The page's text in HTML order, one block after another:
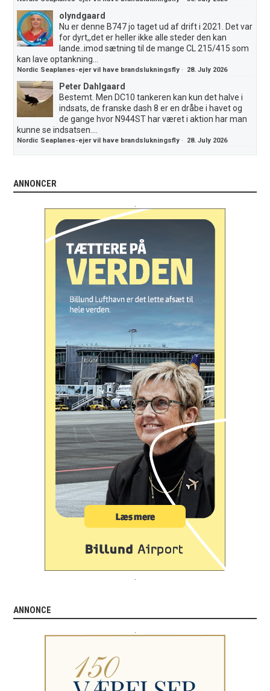
olyndgaard
Nu er denne B747 jo taget ud af drift i 2021. Det var
for dyrt,,det er heller ikke alle steder den kan
lande..imod sætning til de mange CL 215/415 som
kan lave optankning...
Nordic Seaplanes-ejer vil have brandslukningsfly · 28. July 2026
Peter Dahlgaard
Bestemt. Men DC10 tankeren kan kun det halve i
indsats, de franske dash 8 er en dråbe i havet og
de gange hvor N944ST har været i aktion har man
kunne se indsatsen....
Nordic Seaplanes-ejer vil have brandslukningsfly · 28. July 2026
ANNONCER
ANNONCE